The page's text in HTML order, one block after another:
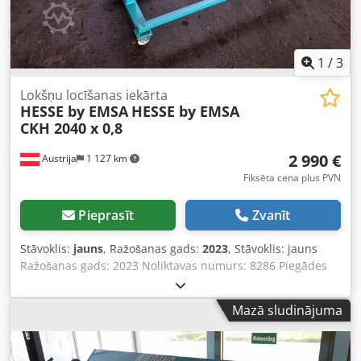
minūšu attālumā no A3 un A81 autoceļiem. Artikula nr.:
Locīšanas prese KS un HT
1 /3
Austrija 1 127 km
Lokšņu locīšanas iekārta
HESSE by EMSA HESSE by EMSA
CKH 2040 x 0,8
2 990 €
Fiksēta cena plus PVN
Pieprasīt Zvanīt
Stāvoklis: jauns, Ražošanas gads: 2023, Stāvoklis: jauns
Ražošanas gads: 2023 Noliktavas numurs: 8286 Piegādes
laiks: nekavējoties, iespējama starppriekšpārdošana
Izcelsmes valsts: Turcija Cena: 2990 € Chjdjynmxbjpfx
Acisa Noliktavā: 1 gab. Locīšanas garums: 2040 mm Lokšņu
biezums (420 N/mm²): 0,8 mm Maks. locīšanas leņķis: 70°
Garums: 2400 mm Platums: 750 mm Augstums: 850 mm
Mazā sludinājuma